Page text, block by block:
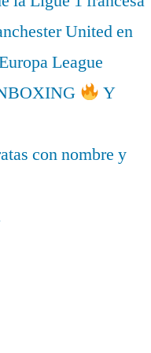
United en
League
Y
con nombre y